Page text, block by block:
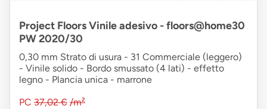
Project Floors Vinile adesivo - floors@home30
PW 2020/30
0,30 mm Strato di usura - 31 Commerciale (leggero)
- Vinile solido - Bordo smussato (4 lati) - effetto
legno - Plancia unica - marrone
PC 37,02 € /m²